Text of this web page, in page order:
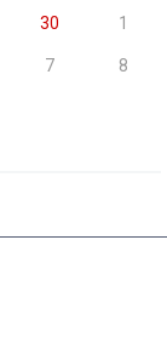
30 1
7 8